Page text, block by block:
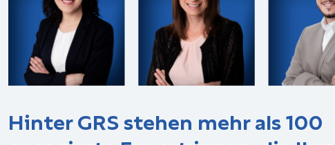
Hinter GRS stehen mehr als 100